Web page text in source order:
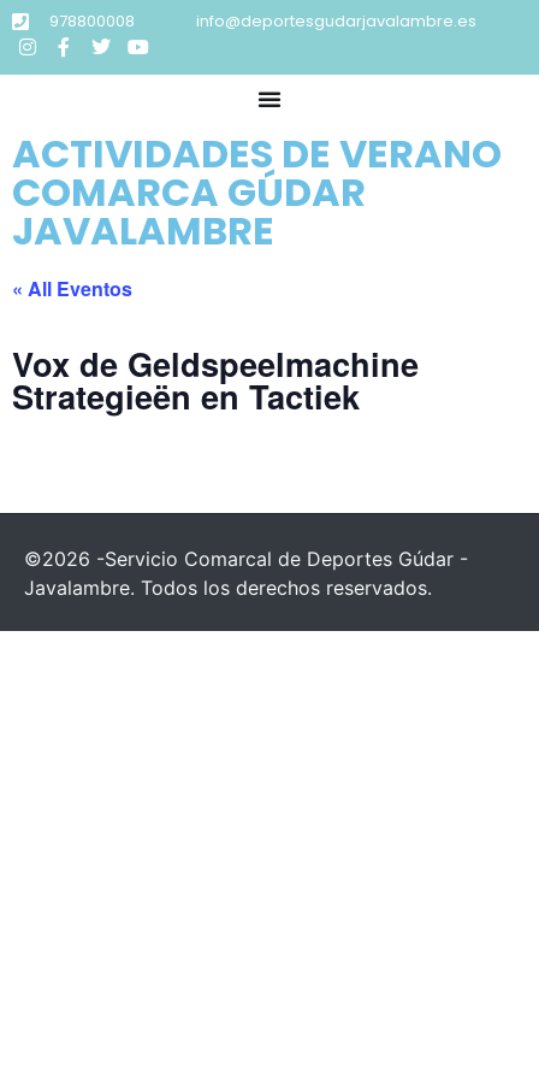
978800008 info@deportesgudarjavalambre.es
ACTIVIDADES DE VERANO
COMARCA GÚDAR
JAVALAMBRE
« All Eventos
Vox de Geldspeelmachine
Strategieën en Tactiek
©2026 -Servicio Comarcal de Deportes Gúdar -
Javalambre. Todos los derechos reservados.